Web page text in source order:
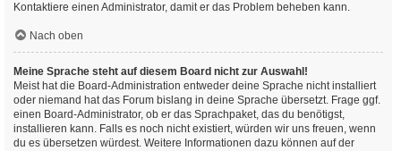
Kontaktiere einen Administrator, damit er das Problem beheben kann.
Nach oben
Meine Sprache steht auf diesem Board nicht zur Auswahl!
Meist hat die Board-Administration entweder deine Sprache nicht installiert
oder niemand hat das Forum bislang in deine Sprache übersetzt. Frage ggf.
einen Board-Administrator, ob er das Sprachpaket, das du benötigst,
installieren kann. Falls es noch nicht existiert, würden wir uns freuen, wenn
du es übersetzen würdest. Weitere Informationen dazu können auf der